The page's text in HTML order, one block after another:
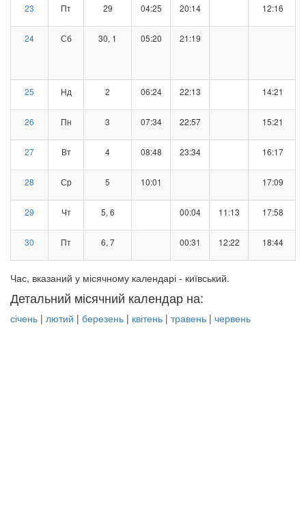
23 Пт 29 04:25 20:14 12:16
24 Сб 30, 1 05:20 21:19
25 Нд 2 06:24 22:13 14:21
26 Пн 3 07:34 22:57 15:21
27 Вт 4 08:48 23:34 16:17
28 Ср 5 10:01 17:09
29 Чт 5, 6 00:04 11:13 17:58
30 Пт 6, 7 00:31 12:22 18:44
Час, вказаний у місячному календарі - київський.
Детальний місячний календар на:
січень | лютий | березень | квітень | травень | червень